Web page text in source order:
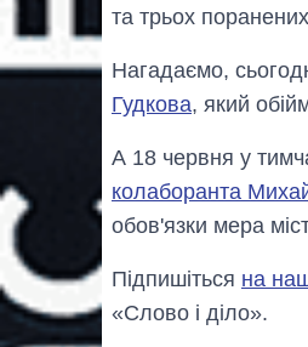
та трьох
Нагадаємо,
Гудкова, який
А 18 червня у
колаборанта
обов'язки мера
Підпишіться на
«Слово і діло».